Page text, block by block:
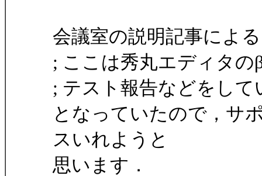
会議室の説明記事によ
; ここは秀丸エディタの
; テスト報告などをし
となっていたので，サ
スいれようと
思います．